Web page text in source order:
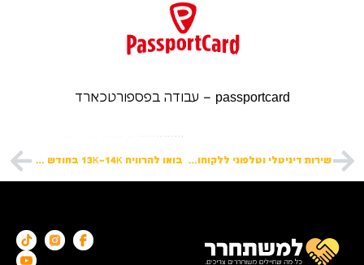
passportcard – עבודה בפספורטכארד
שירות דיגיטלי וטלפוני ללקוחותינו שבחו"ל בואו להרוויח 13K–14K בחודש | KSP 🔥 🔥